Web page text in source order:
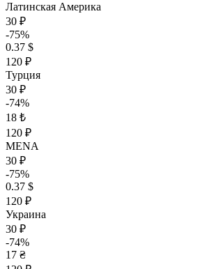
Латинская Америка
30 ₽
-75%
0.37 $
120 ₽
Турция
30 ₽
-74%
18 ₺
120 ₽
MENA
30 ₽
-75%
0.37 $
120 ₽
Украина
30 ₽
-74%
17 ₴